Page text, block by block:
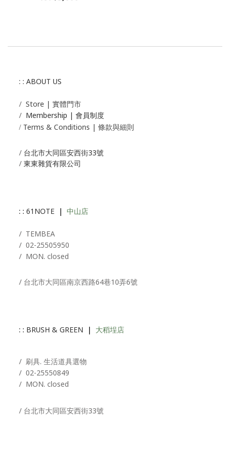
: : ABOUT US
/ Store | 實體門市
/ Membership | 會員制度
/ Terms & Conditions | 條款與細則
/ 台北市大同區安西街33號
/ 東東雜貨有限公司
: : 61NOTE | 中山店
/ TEMBEA
/ 02-25505950
/ MON. closed
/ 台北市大同區南京西路64巷10弄6號
: : BRUSH & GREEN | 大稻埕店
/ 刷具. 生活道具選物
/ 02-25550849
/ MON. closed
/ 台北市大同區安西街33號